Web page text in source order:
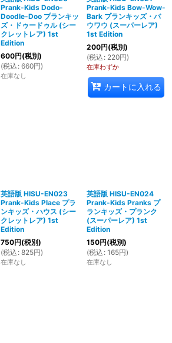
Prank-Kids Dodo-
Doodle-Doo プランキッ
ズ・ドゥードゥル (シー
クレットレア) 1st
Edition
600円(税別)
(税込 : 660円)
在庫なし
Prank-Kids Bow-Wow-
Bark プランキッズ・バ
ウワウ (スーパーレア)
1st Edition
200円(税別)
(税込 : 220円)
在庫わずか
カートに入れる
英語版 HISU-EN023
Prank-Kids Place プラ
ンキッズ・ハウス (シー
クレットレア) 1st
Edition
750円(税別)
(税込 : 825円)
在庫なし
英語版 HISU-EN024
Prank-Kids Pranks プ
ランキッズ・プランク
(スーパーレア) 1st
Edition
150円(税別)
(税込 : 165円)
在庫なし